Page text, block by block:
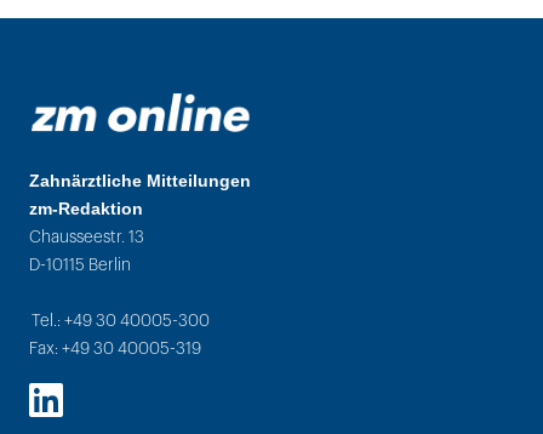
Zahnärztliche Mitteilungen
zm-Redaktion
Chausseestr. 13
D-10115 Berlin
Tel.: +49 30 40005-300
Fax: +49 30 40005-319
LinkedIn